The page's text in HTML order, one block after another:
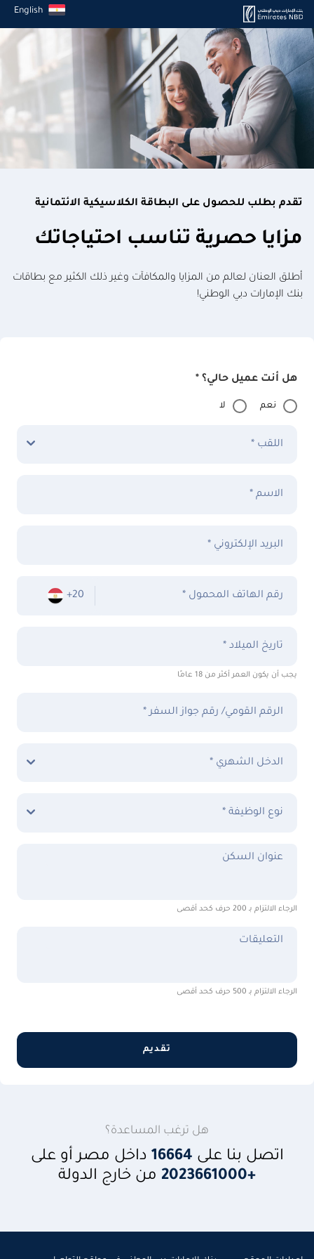
English
تقدم بطلب للحصول على البطاقة الكلاسيكية الائتمانية
مزايا حصرية تناسب احتياجاتك
أطلق العنان لعالم من المزايا والمكافآت وغير ذلك الكثير مع بطاقات
بنك الإمارات دبي الوطني!
هل أنت عميل حالي؟ *
نعم لا
اللقب *
الاسم *
البريد الإلكتروني *
+20 * رقم الهاتف المحمول
تاريخ الميلاد *
يجب أن يكون العمر أكثر من 18 عامًا
الرقم القومي/ رقم جواز السفر *
الدخل الشهري *
نوع الوظيفة *
عنوان السكن
الرجاء الالتزام بـ 200 حرف كحد أقصى
التعليقات
الرجاء الالتزام بـ 500 حرف كحد أقصى
تقديم
هل ترغب المساعدة؟
اتصل بنا على 16664 داخل مصر أو على
+2023661000
من خارج الدولة